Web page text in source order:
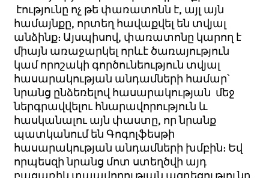
էությունը ոչ թե փառատոնն է, այլ այն
համայնքը, որտեղ հավաքվել են տվյալ
անձինք: Այսպիսով, փառատոնը կարող է
միայն առաջարկել որևէ ծառայություն
կամ որոշակի գործունեություն տվյալ
հասարակության անդամների համար՝
նրանց ընձեռելով հասարակության մեջ
ներգրավվելու հնարավորություն և
հասկանալու այն փաստը, որ նրանք
պատկանում են Գոգոլֆեսթի
հասարակության անդամների խմբին: Եվ
որպեսզի նրանց մոտ ստեղծվի այդ
բացառիկ տպավորության ազդեցությունը,